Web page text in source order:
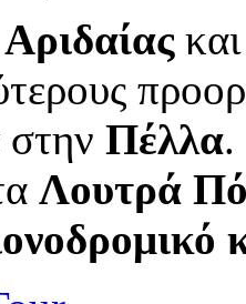
στην Πέλλα.
Λουτρά